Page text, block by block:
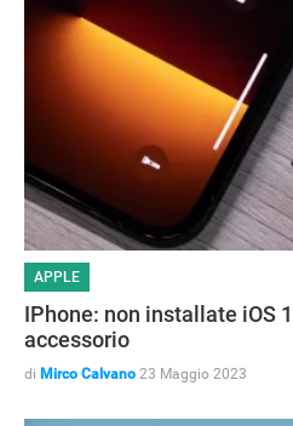
APPLE
IPhone: non installate iOS
accessorio
di Mirco Calvano 23 Maggio 2023